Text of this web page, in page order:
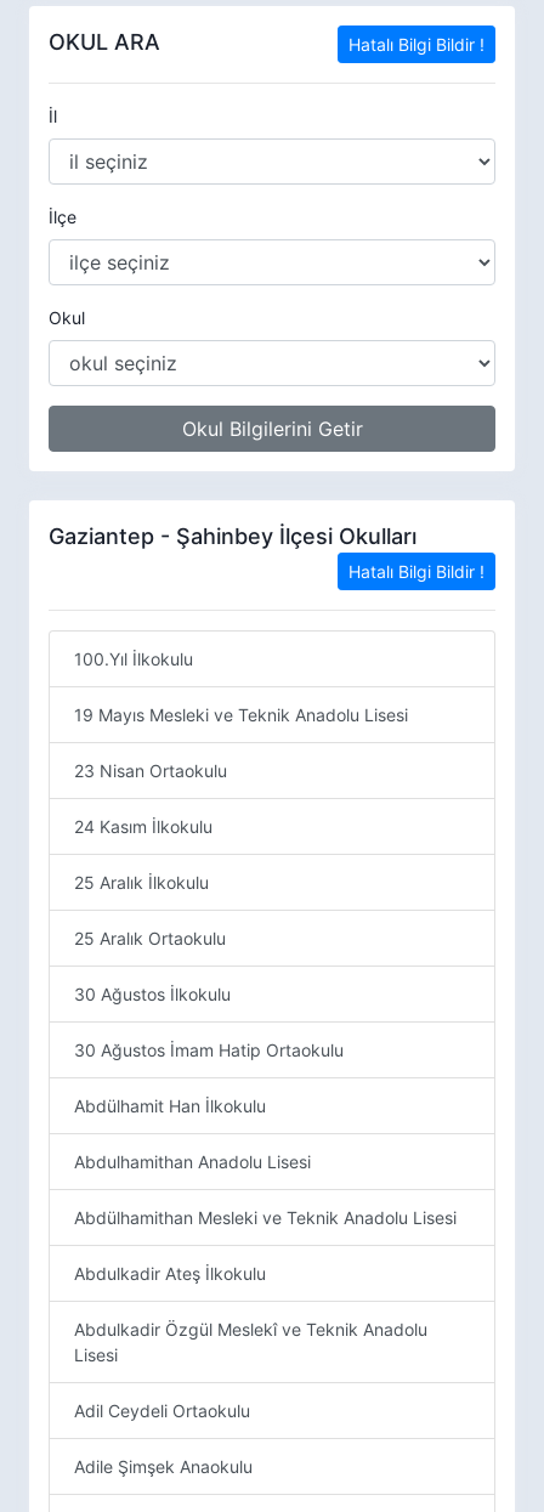
OKUL ARA Hatalı Bilgi Bildir !
İl
İlçe
Okul
Okul Bilgilerini Getir
Gaziantep - Şahinbey İlçesi Okulları
Hatalı Bilgi Bildir !
100.Yıl İlkokulu
19 Mayıs Mesleki ve Teknik Anadolu Lisesi
23 Nisan Ortaokulu
24 Kasım İlkokulu
25 Aralık İlkokulu
25 Aralık Ortaokulu
30 Ağustos İlkokulu
30 Ağustos İmam Hatip Ortaokulu
Abdülhamit Han İlkokulu
Abdulhamithan Anadolu Lisesi
Abdülhamithan Mesleki ve Teknik Anadolu Lisesi
Abdulkadir Ateş İlkokulu
Abdulkadir Özgül Meslekî ve Teknik Anadolu
Lisesi
Adil Ceydeli Ortaokulu
Adile Şimşek Anaokulu